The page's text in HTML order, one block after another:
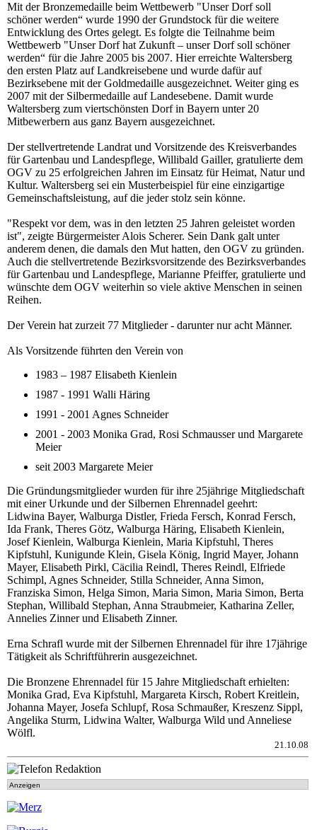
Mit der Bronzemedaille beim Wettbewerb "Unser Dorf soll
schöner werden“ wurde 1990 der Grundstock für die weitere
Entwicklung des Ortes gelegt. Es folgte die Teilnahme beim
Wettbewerb "Unser Dorf hat Zukunft – unser Dorf soll schöner
werden“ für die Jahre 2005 bis 2007. Hier erreichte Waltersberg
den ersten Platz auf Landkreisebene und wurde dafür auf
Bezirksebene mit der Goldmedaille ausgezeichnet. Weiter ging es
2007 mit der Silbermedaille auf Landesebene. Damit wurde
Waltersberg zum viertschönsten Dorf in Bayern unter 20
Mitbewerbern aus ganz Bayern ausgezeichnet.
Der stellvertretende Landrat und Vorsitzende des Kreisverbandes
für Gartenbau und Landespflege, Willibald Gailler, gratulierte dem
OGV zu 25 erfolgreichen Jahren im Einsatz für Heimat, Natur und
Kultur. Waltersberg sei ein Musterbeispiel für eine einzigartige
Gemeinschaftsleistung, auf die jeder stolz sein könne.
"Respekt vor dem, was in den letzten 25 Jahren geleistet worden
ist", zeigte Bürgermeister Alois Scherer. Sein Dank galt unter
anderem denen, die damals den Mut hatten, den OGV zu gründen.
Auch die stellvertretende Bezirksvorsitzende des Bezirksverbandes
für Gartenbau und Landespflege, Marianne Pfeiffer, gratulierte und
wünschte dem OGV weiterhin so viele aktive Menschen in seinen
Reihen.
Der Verein hat zurzeit 77 Mitglieder - darunter nur acht Männer.
Als Vorsitzende führten den Verein von
1983 – 1987 Elisabeth Kienlein
1987 - 1991 Walli Häring
1991 - 2001 Agnes Schneider
2001 - 2003 Monika Grad, Rosi Schmausser und Margarete
Meier
seit 2003 Margarete Meier
Die Gründungsmitglieder wurden für ihre 25jährige Mitgliedschaft
mit einer Urkunde und der Silbernen Ehrennadel geehrt:
Lidwina Bayer, Walburga Distler, Frieda Fersch, Konrad Fersch,
Ida Frank, Theres Götz, Walburga Häring, Elisabeth Kienlein,
Josef Kienlein, Walburga Kienlein, Maria Kipfstuhl, Theres
Kipfstuhl, Kunigunde Klein, Gisela König, Ingrid Mayer, Johann
Mayer, Elisabeth Pirkl, Cäcilia Reindl, Theres Reindl, Elfriede
Schimpl, Agnes Schneider, Stilla Schneider, Anna Simon,
Franziska Simon, Helga Simon, Maria Simon, Maria Simon, Berta
Stephan, Willibald Stephan, Anna Straubmeier, Katharina Zeller,
Annelies Zinner und Elisabeth Zinner.
Erna Schrafl wurde mit der Silbernen Ehrennadel für ihre 17jährige
Tätigkeit als Schriftführerin ausgezeichnet.
Die Bronzene Ehrennadel für 15 Jahre Mitgliedschaft erhielten:
Monika Grad, Eva Kipfstuhl, Margareta Kirsch, Robert Kreitlein,
Johanna Mayer, Josefa Schlupf, Rosa Schmaußer, Kreszenz Sippl,
Angelika Sturm, Lidwina Walter, Walburga Wild und Anneliese
Wölfl.
21.10.08
Anzeigen